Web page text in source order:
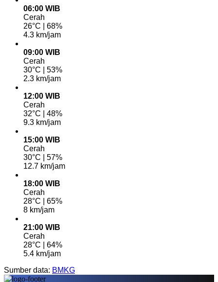
06:00 WIB
Cerah
26°C | 68%
4.3 km/jam
09:00 WIB
Cerah
30°C | 53%
2.3 km/jam
12:00 WIB
Cerah
32°C | 48%
9.3 km/jam
15:00 WIB
Cerah
30°C | 57%
12.7 km/jam
18:00 WIB
Cerah
28°C | 65%
8 km/jam
21:00 WIB
Cerah
28°C | 64%
5.4 km/jam
Sumber data: BMKG